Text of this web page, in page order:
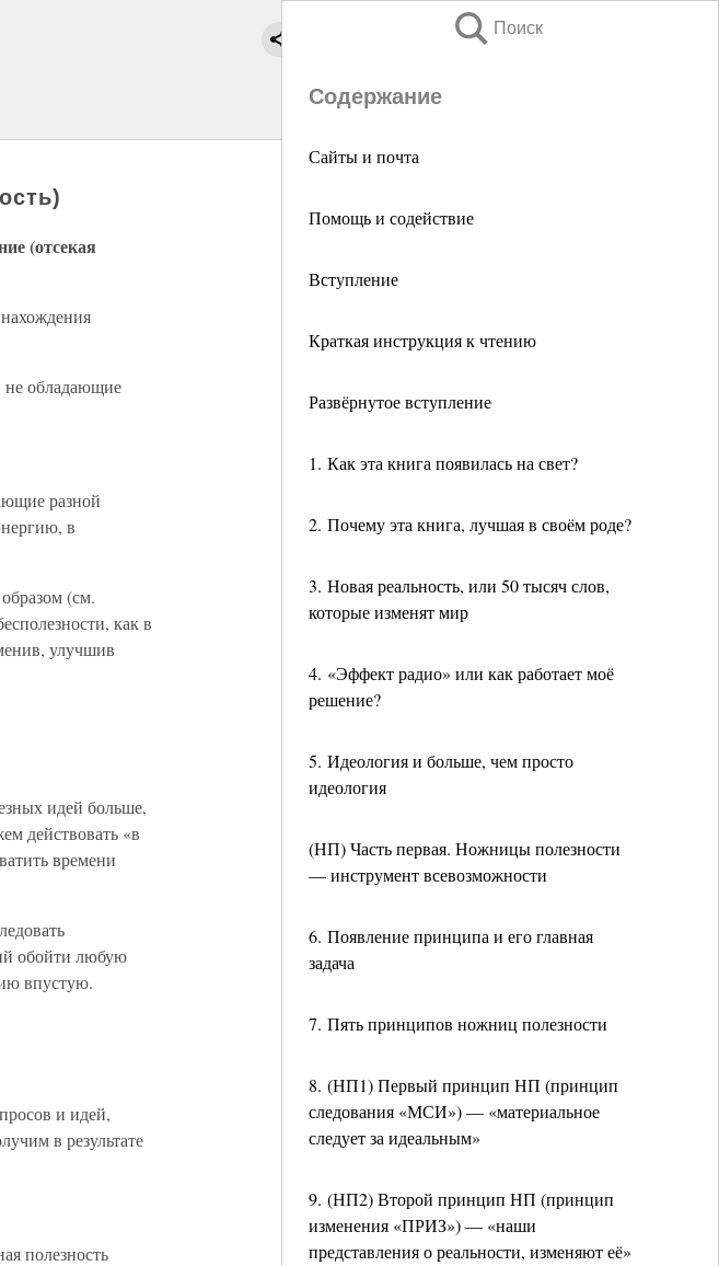
Поиск
Содержание
Сайты и почта
Помощь и содействие
Вступление
Краткая инструкция к чтению
Развёрнутое вступление
1. Как эта книга появилась на свет?
2. Почему эта книга, лучшая в своём роде?
3. Новая реальность, или 50 тысяч слов,
которые изменят мир
4. «Эффект радио» или как работает моё
решение?
5. Идеология и больше, чем просто
идеология
(НП) Часть первая. Ножницы полезности
— инструмент всевозможности
6. Появление принципа и его главная
задача
7. Пять принципов ножниц полезности
8. (НП1) Первый принцип НП (принцип
следования «МСИ») — «материальное
следует за идеальным»
9. (НП2) Второй принцип НП (принцип
изменения «ПРИЗ») — «наши
представления о реальности, изменяют её»
(отсекая
не обладающие
разной
в
(см.
как в
улучшив
идей больше,
действовать «в
времени
обойти любую
впустую.
и идей,
в результате
полезность